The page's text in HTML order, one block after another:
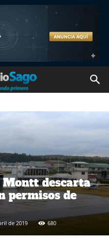
Montt descarta
permisos de
de 2019 680